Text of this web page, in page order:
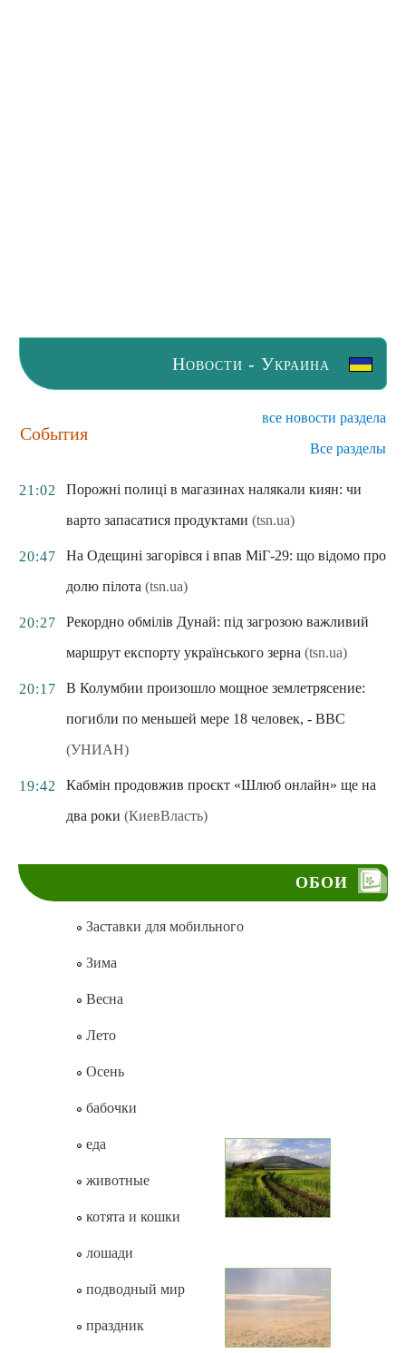
Новости - Украина
События
все новости раздела
Все разделы
21:02
Порожні полиці в магазинах налякали киян: чи
варто запасатися продуктами (tsn.ua)
20:47
На Одещині загорівся і впав МіГ-29: що відомо про
долю пілота (tsn.ua)
20:27
Рекордно обмілів Дунай: під загрозою важливий
маршрут експорту українського зерна (tsn.ua)
20:17
В Колумбии произошло мощное землетрясение:
погибли по меньшей мере 18 человек, - ВВС
(УНИАН)
19:42
Кабмін продовжив проєкт «Шлюб онлайн» ще на
два роки (КиевВласть)
ОБОИ
Заставки для мобильного
Зима
Весна
Лето
Осень
бабочки
еда
животные
котята и кошки
лошади
подводный мир
праздник